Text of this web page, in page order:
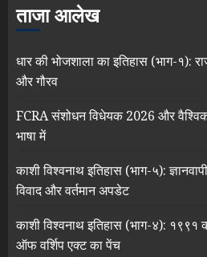
ताजा आलेख
धार की भोजशाला का इतिहास (भाग-१):
और गौरव
FCRA संशोधन विधेयक 2026 और वैश्विक
भाषा में
काशी विश्वनाथ इतिहास (भाग-५):
विवाद और वर्तमान अपडेट
काशी विश्वनाथ इतिहास (भाग-४):
ऑफ वर्शिप एक्ट का पेंच